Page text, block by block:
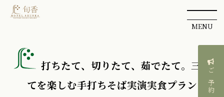
ご予約
打ちたて、切りたて、茹でたて。三た
てを楽しむ手打ちそば実演実食プラン
MENU